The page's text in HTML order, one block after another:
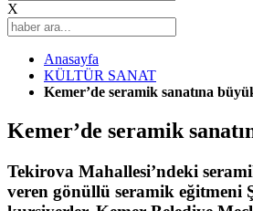
X
Anasayfa
KÜLTÜR SANAT
Kemer’de seramik sanatına
Kemer’de seramik
Tekirova Mahallesi’ndeki
veren gönüllü seramik eğitmeni